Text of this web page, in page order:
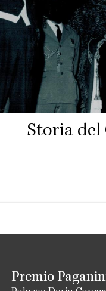
Storia del
Premio